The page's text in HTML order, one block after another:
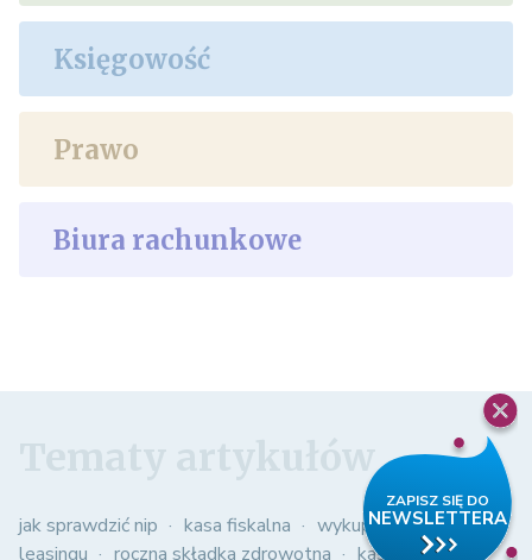
Księgowość
Prawo
Biura rachunkowe
jak sprawdzić nip kasa fiskalna
wykup samochodu z
leasingu
roczna składka zdrowotna kasowy pit